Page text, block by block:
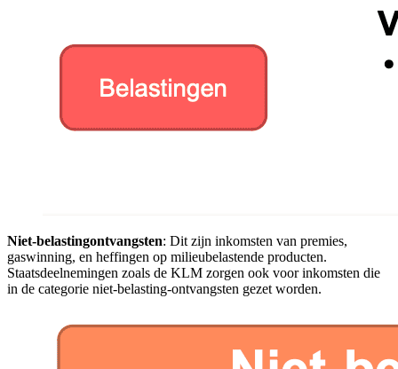
Niet-belastingontvangsten: Dit zijn inkomsten van premies,
gaswinning, en heffingen op milieubelastende producten.
Staatsdeelnemingen zoals de KLM zorgen ook voor inkomsten die
in de categorie niet-belasting-ontvangsten gezet worden.